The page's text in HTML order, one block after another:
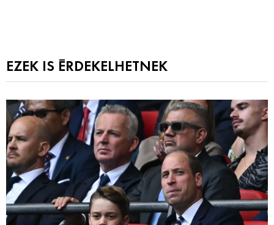
EZEK IS ÉRDEKELHETNEK